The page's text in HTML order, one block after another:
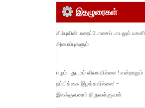
இதழுரைகள்
சிம்புவின் மறைப்போசைப் பாடலும்
அமைப்புகளும்
ஈழம் : துயரம் விலகவில்லை ! என்றாலும்
நம்பிக்கை இழக்கவில்லை! –
இலக்குவனார் திருவள்ளுவன்